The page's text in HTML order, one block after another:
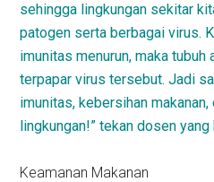
sehingga lingkungan sekitar
patogen serta berbagai virus.
imunitas menurun, maka
terpapar virus tersebut. Jadi
imunitas, kebersihan
lingkungan!” tekan dosen
Keamanan Makanan